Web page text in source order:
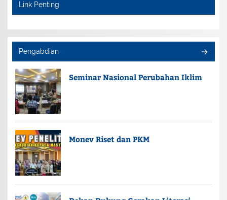
Link Penting
Pengabdian
Seminar Nasional Perubahan Iklim
Monev Riset dan PKM